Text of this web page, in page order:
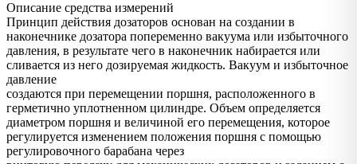
Описание средства измерений
Принцип действия дозаторов основан на создании в
наконечнике дозатора попеременно вакуума или избыточного
давления, в результате чего в наконечник набирается или
сливается из него дозируемая жидкость. Вакуум и избыточное
давление
создаются при перемещении поршня, расположенного в
герметично уплотненном цилиндре. Объем определяется
диаметром поршня и величиной его перемещения, которое
регулируется изменением положения поршня с помощью
регулировочного барабана через